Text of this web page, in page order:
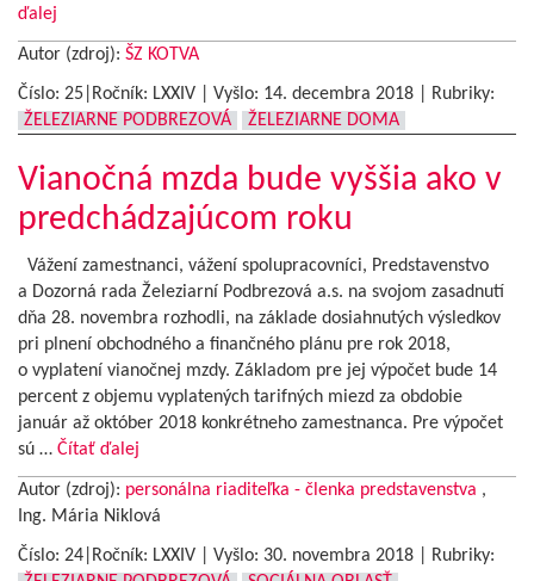
ďalej
Autor (zdroj): ŠZ KOTVA
Číslo: 25|Ročník: LXXIV | Vyšlo: 14. decembra 2018
Rubriky:
ŽELEZIARNE PODBREZOVÁ
ŽELEZIARNE DOMA
Vianočná mzda bude vyššia ako v
predchádzajúcom roku
Vážení zamestnanci, vážení spolupracovníci, Predstavenstvo
a Dozorná rada Železiarní Podbrezová a.s. na svojom zasadnutí
dňa 28. novembra rozhodli, na základe dosiahnutých výsledkov
pri plnení obchodného a finančného plánu pre rok 2018,
o vyplatení vianočnej mzdy. Základom pre jej výpočet bude 14
percent z objemu vyplatených tarifných miezd za obdobie
január až október 2018 konkrétneho zamestnanca. Pre výpočet
sú … Čítať ďalej
Autor (zdroj): personálna riaditeľka - členka predstavenstva ,
Ing. Mária Niklová
Číslo: 24|Ročník: LXXIV | Vyšlo: 30. novembra 2018
Rubriky: